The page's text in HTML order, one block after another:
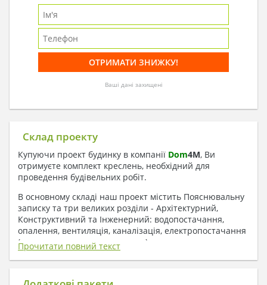
Ваші дані захищені
Склад проекту
Купуючи проект будинку в компанії Dom4M, Ви
отримуєте комплект креслень, необхідний для
проведення будівельних робіт.
В основному складі наш проект містить Пояснювальну
записку та три великих розділи - Архітектурний,
Конструктивний та Інженерний: водопостачання,
опалення, вентиляція, каналізація, електропостачання
( купується за додаткову плату ).
1. До складу Архітектурного розділу
Прочитати повний текст